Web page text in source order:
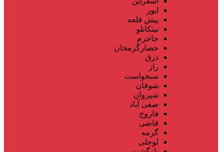
ایور
پیش قلعه
تیتکانلو
جاجرم
حصارگرمخان
درق
راز
سنخواست
شوقان
شیروان
صفی آباد
فاروج
قاضی
گرمه
لوجلی